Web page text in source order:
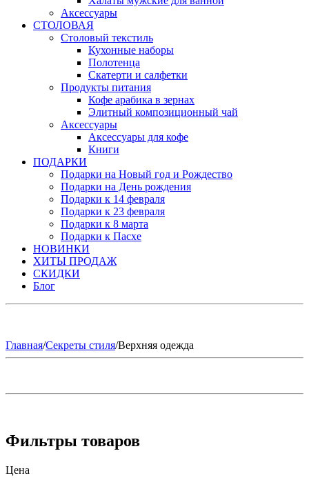
Аксессуары
СТОЛОВАЯ
Столовый текстиль
Кухонные наборы
Полотенца
Скатерти и салфетки
Продукты питания
Кофе арабика в зернах
Элитный композиционный чай
Аксессуары
Аксессуары для кофе
Книги
ПОДАРКИ
Подарки на Новый год и Рождество
Подарки на День рождения
Подарки к 14 февраля
Подарки к 23 февраля
Подарки к 8 марта
Подарки к Пасхе
НОВИНКИ
ХИТЫ ПРОДАЖ
СКИДКИ
Блог
Главная/Секреты стиля/Верхняя одежда
Фильтры товаров
Цена